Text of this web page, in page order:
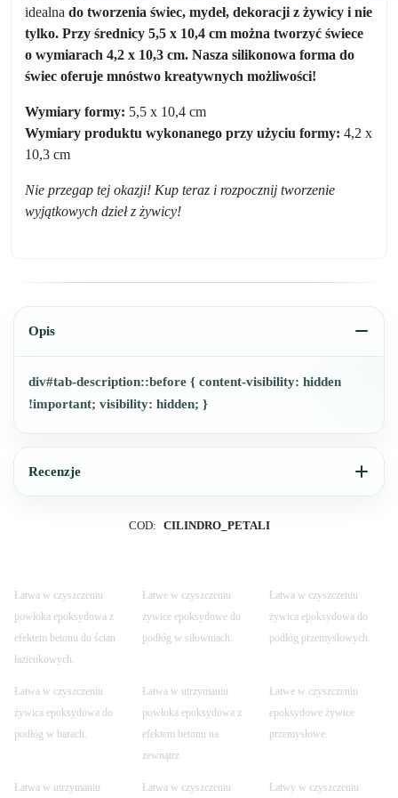
idealna do tworzenia świec, mydeł, dekoracji z żywicy i nie
tylko. Przy średnicy 5,5 x 10,4 cm można tworzyć świece
o wymiarach 4,2 x 10,3 cm. Nasza silikonowa forma do
świec oferuje mnóstwo kreatywnych możliwości!
Wymiary formy: 5,5 x 10,4 cm
Wymiary produktu wykonanego przy użyciu formy: 4,2 x
10,3 cm
Nie przegap tej okazji! Kup teraz i rozpocznij tworzenie
wyjątkowych dzieł z żywicy!
Opis
div#tab-description::before { content-visibility: hidden
!important; visibility: hidden; }
Recenzje
COD: CILINDRO_PETALI
Łatwa w czyszczeniu
powłoka epoksydowa z
efektem betonu do ścian
łazienkowych.
Łatwe w czyszczeniu
żywice epoksydowe do
podłóg w siłowniach.
Łatwa w czyszczeniu
żywica epoksydowa do
podłóg przemysłowych.
Łatwa w czyszczeniu
żywica epoksydowa do
podłóg w barach.
Łatwa w utrzymaniu
powłoka epoksydowa z
efektem betonu na
zewnątrz
Łatwe w czyszczeniu
epoksydowe żywice
przemysłowe.
Łatwa w utrzymaniu
Łatwa w czyszczeniu
Łatwy w czyszczeniu